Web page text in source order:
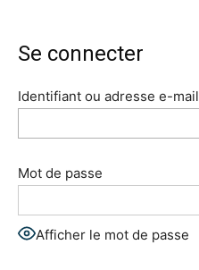
Se connecter
Identifiant ou adresse e-mail
Mot de passe
Afficher le mot de passe